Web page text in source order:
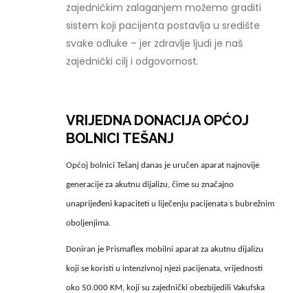
zajedničkim zalaganjem možemo graditi
sistem koji pacijenta postavlja u središte
svake odluke – jer zdravlje ljudi je naš
zajednički cilj i odgovornost.
VRIJEDNA DONACIJA OPĆOJ
BOLNICI TEŠANJ
Općoj bolnici Tešanj danas je uručen aparat najnovije
generacije za akutnu dijalizu, čime su značajno
unaprijeđeni kapaciteti u liječenju pacijenata s bubrežnim
oboljenjima.
Doniran je Prismaflex mobilni aparat za akutnu dijalizu
koji se koristi u intenzivnoj njezi pacijenata, vrijednosti
oko 50.000 KM, koji su zajednički obezbijedili Vakufska